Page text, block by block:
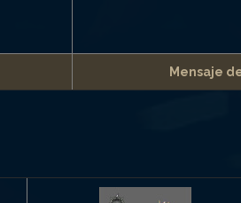
Mensaje